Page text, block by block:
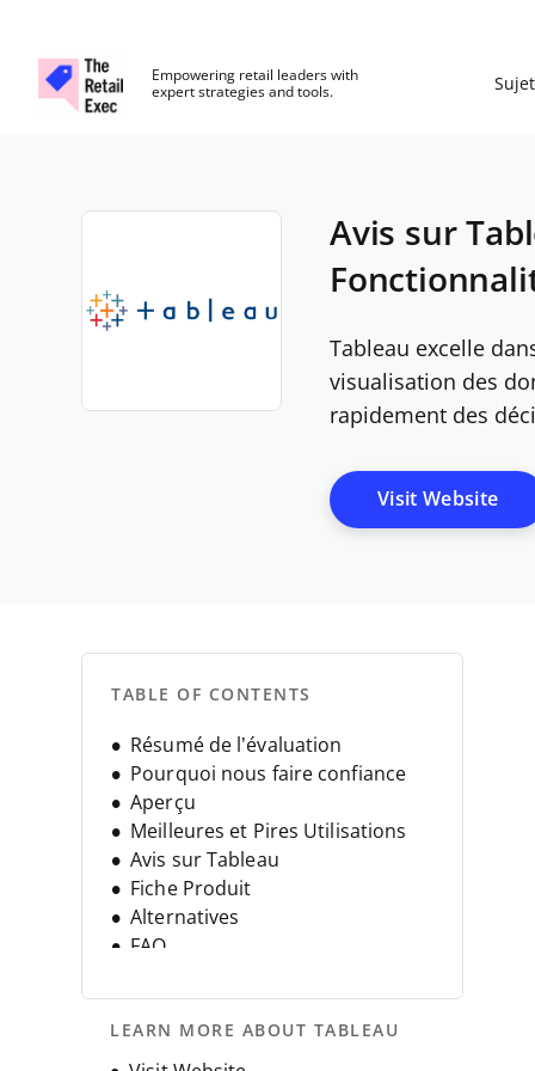
Empowering retail leaders with
expert strategies and tools.
Avis sur
Tableau excelle
visualisation des
rapidement des
Visit Website
TABLE OF CONTENTS
Résumé de l’évaluation
Pourquoi nous faire confiance
Aperçu
Meilleures et Pires Utilisations
Avis sur Tableau
Fiche Produit
Alternatives
FAQ
LEARN MORE ABOUT TABLEAU